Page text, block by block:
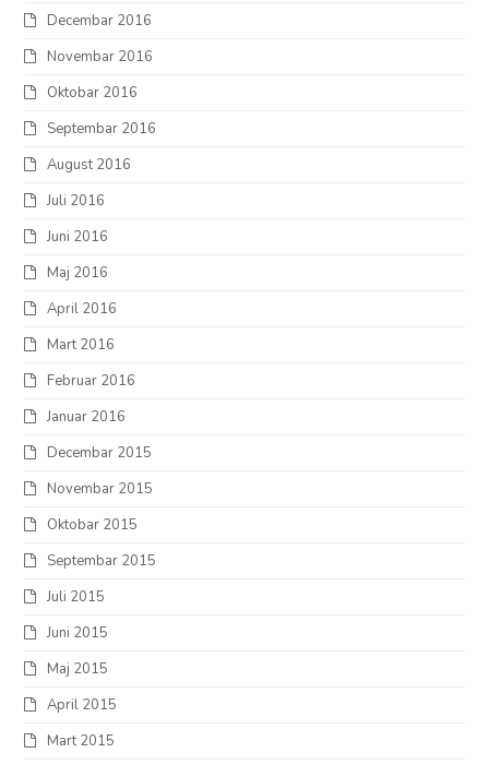
Decembar 2016
Novembar 2016
Oktobar 2016
Septembar 2016
August 2016
Juli 2016
Juni 2016
Maj 2016
April 2016
Mart 2016
Februar 2016
Januar 2016
Decembar 2015
Novembar 2015
Oktobar 2015
Septembar 2015
Juli 2015
Juni 2015
Maj 2015
April 2015
Mart 2015